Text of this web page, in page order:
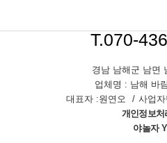
T.070-
경남 남해군 남면
업체명 : 남해 바
대표자 :원연오
사업
개인정보처
야놀자